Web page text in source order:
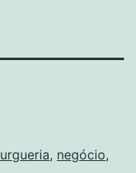
, negócio,